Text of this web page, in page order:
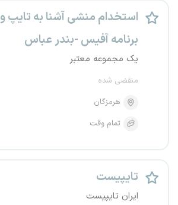
استخدام منشی آشنا به تایپ و
برنامه آفیس -بندر عباس
یک مجموعه معتبر
منقضی شده
هرمزگان
تمام وقت
تایپیست
ایران تایپیست